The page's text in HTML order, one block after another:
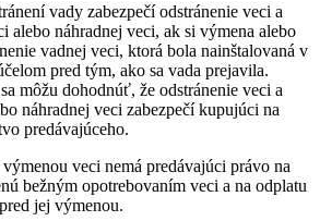
vady zabezpečí odstránenie veci a
alebo náhradnej veci, ak si výmena alebo
vadnej veci, ktorá bola nainštalovaná v
pred tým, ako sa vada prejavila.
môžu dohodnúť, že odstránenie veci a
náhradnej veci zabezpečí kupujúci na
predávajúceho.
veci nemá predávajúci právo na
bežným opotrebovaním veci a na odplatu
jej výmenou.